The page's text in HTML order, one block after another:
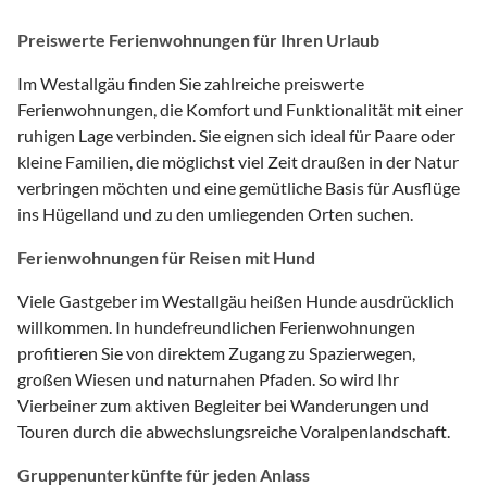
Preiswerte Ferienwohnungen für Ihren Urlaub
Im Westallgäu finden Sie zahlreiche preiswerte
Ferienwohnungen, die Komfort und Funktionalität mit einer
ruhigen Lage verbinden. Sie eignen sich ideal für Paare oder
kleine Familien, die möglichst viel Zeit draußen in der Natur
verbringen möchten und eine gemütliche Basis für Ausflüge
ins Hügelland und zu den umliegenden Orten suchen.
Ferienwohnungen für Reisen mit Hund
Viele Gastgeber im Westallgäu heißen Hunde ausdrücklich
willkommen. In hundefreundlichen Ferienwohnungen
profitieren Sie von direktem Zugang zu Spazierwegen,
großen Wiesen und naturnahen Pfaden. So wird Ihr
Vierbeiner zum aktiven Begleiter bei Wanderungen und
Touren durch die abwechslungsreiche Voralpenlandschaft.
Gruppenunterkünfte für jeden Anlass